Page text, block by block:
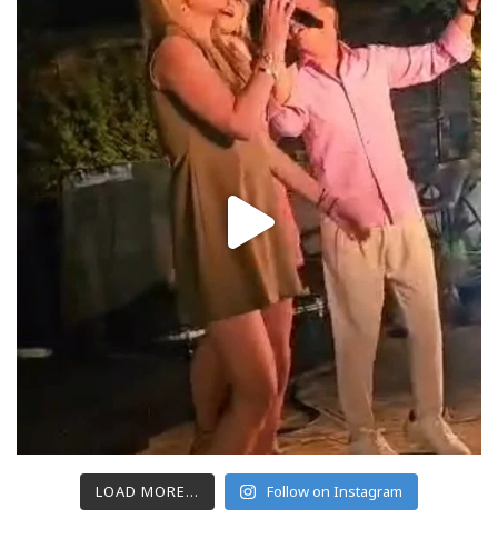
LOAD MORE... Follow on Instagram